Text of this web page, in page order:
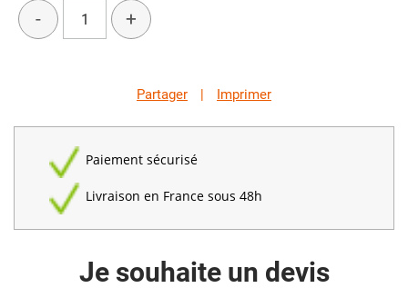
- +
Partager | Imprimer
Paiement sécurisé
Livraison en France sous 48h
Je souhaite un devis